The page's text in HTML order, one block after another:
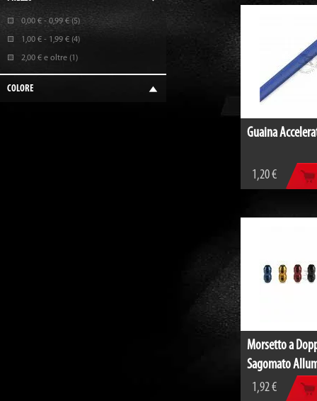
Guaina
1,20 €
Morsetto a
Sagomato
1,92 €
0,00 €-0,99 €(5)
1,00 € - 1,99 € (4)
2,00 € e oltre (1)
COLORE